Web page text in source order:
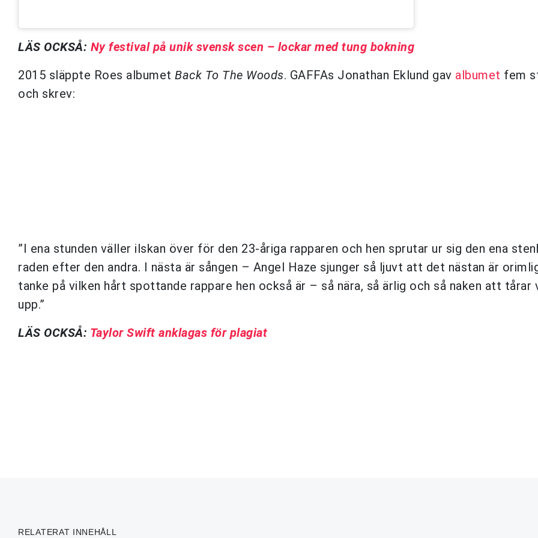
LÄS OCKSÅ: Ny festival på unik svensk scen – lockar med tung bokning
2015 släppte Roes albumet Back To The Woods. GAFFAs Jonathan Eklund gav albumet fem
och skrev:
”I ena stunden väller ilskan över för den 23-åriga rapparen och hen sprutar ur sig den ena
raden efter den andra. I nästa är sången – Angel Haze sjunger så ljuvt att det nästan är
tanke på vilken hårt spottande rappare hen också är – så nära, så ärlig och så naken att tårar
upp.”
LÄS OCKSÅ: Taylor Swift anklagas för plagiat
RELATERAT INNEHÅLL